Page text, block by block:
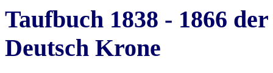
Taufbuch 1838 - 1866
Deutsch Krone